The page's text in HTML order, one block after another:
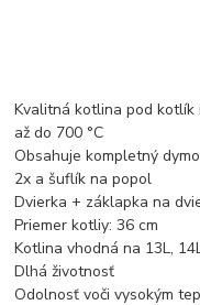
Kvalitná kotlina pod
až do 700 °C
Obsahuje kompletný
2x a šuflík na popol
Dvierka + záklapka na
Priemer kotliy: 36 cm
Kotlina vhodná na 13L,
Dlhá životnosť
Odolnosť voči vysokým